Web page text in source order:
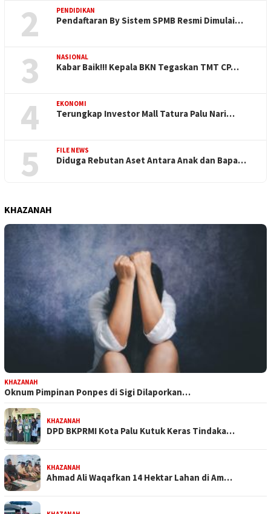
2 PENDIDIKAN
Pendaftaran By Sistem SPMB Resmi Dimulai…
3 NASIONAL
Kabar Baik!!! Kepala BKN Tegaskan TMT CP…
4 EKONOMI
Terungkap Investor Mall Tatura Palu Nari…
5 FILE NEWS
Diduga Rebutan Aset Antara Anak dan Bapa…
KHAZANAH
KHAZANAH
Oknum Pimpinan Ponpes di Sigi Dilaporkan…
KHAZANAH
DPD BKPRMI Kota Palu Kutuk Keras Tindaka…
KHAZANAH
Ahmad Ali Waqafkan 14 Hektar Lahan di Am…